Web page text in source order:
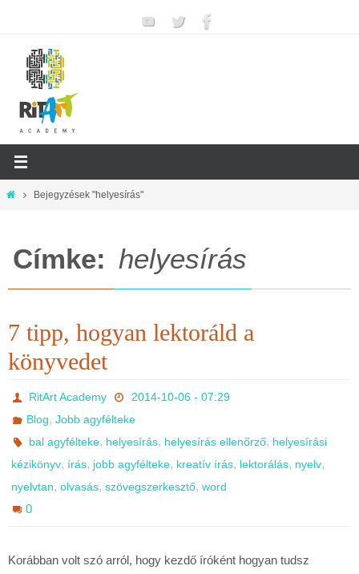
OtthonBejegyzések "helyesírás"
Címke: helyesírás
7 tipp, hogyan lektoráld a
könyvedet
RitArt Academy
2014-10-06 - 07:29
Blog,Jobb agyfélteke
bal agyfélteke, helyesírás, helyesírás ellenőrző, helyesírási
kézikönyv, írás, jobb agyfélteke, kreatív írás, lektorálás, nyelv,
nyelvtan, olvasás, szövegszerkesztő, word
0
Korábban volt szó arról, hogy kezdő íróként hogyan tudsz